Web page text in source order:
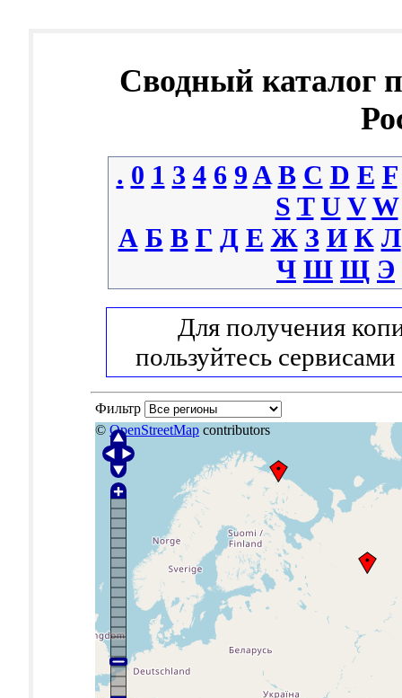
Сводный каталог
. 0 1 3 4 6 9 A B C D E F
S T U V W
А Б В Г Д Е Ж З И К Л
Ч Ш Щ Э
Для получения
пользуйтесь сервисами
Фильтр
© OpenStreetMap contributors